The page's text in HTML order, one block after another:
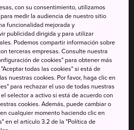
turístico.
con su consentimiento, utilizamos
medir la audiencia de nuestro sitio
funcionalidad mejorada y
publicidad dirigida y para utilizar
Podemos compartir información sobre
terceras empresas. Consulte nuestra
de cookies" para obtener más
todas las cookies" si está de
nuestras cookies. Por favor, haga clic en
para rechazar el uso de todas nuestras
selector a activo si está de acuerdo con
cookies. Además, puede cambiar o
cualquier momento haciendo clic en
en el artículo 3.2 de la "Política de